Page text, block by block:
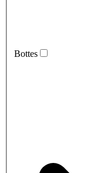
Bottes